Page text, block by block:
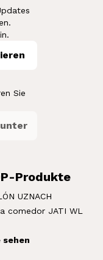
Sie
Produkte
UZNACH
comedor JATI WL
sehen